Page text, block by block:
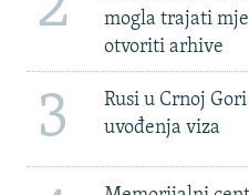
mogla trajati
otvoriti arhive
3
Rusi u Crnoj
uvođenja viza